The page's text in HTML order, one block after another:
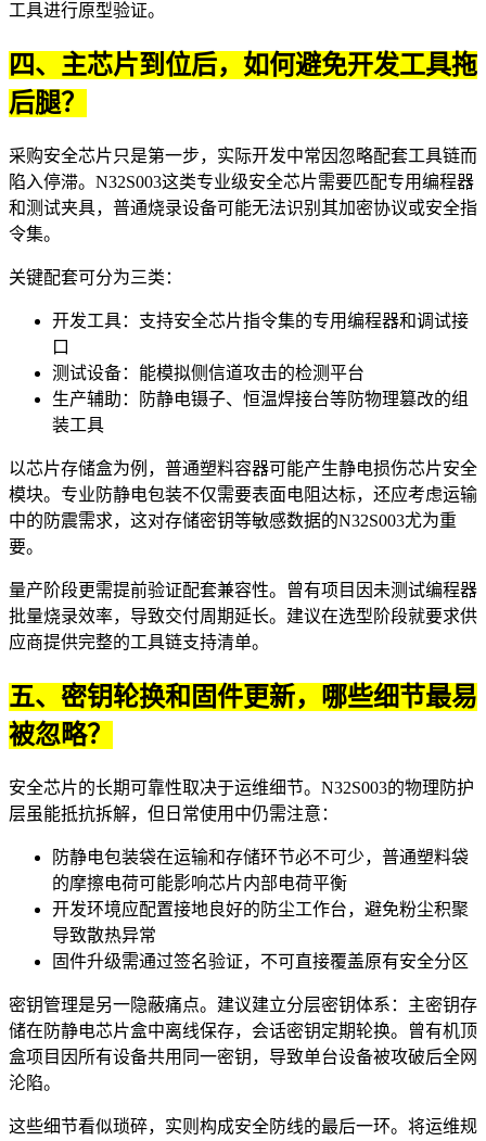
工具进行原型验证。
四、主芯片到位后，如何避免开发工具拖
后腿？
采购安全芯片只是第一步，实际开发中常因忽略配套工具链而
陷入停滞。N32S003这类专业级安全芯片需要匹配专用编程器
和测试夹具，普通烧录设备可能无法识别其加密协议或安全指
令集。
关键配套可分为三类：
开发工具：支持安全芯片指令集的专用编程器和调试接
口
测试设备：能模拟侧信道攻击的检测平台
生产辅助：
防静电镊子、恒温焊接台等防物理篡改的组
装工具
以芯片存储盒为例，普通塑料容器可能产生静电损伤芯片安全
模块。专业防静电包装不仅需要表面电阻达标，还应考虑运输
中的防震需求，这对存储密钥等敏感数据的N32S003尤为重
要。
量产阶段更需提前验证配套兼容性。曾有项目因未测试编程器
批量烧录效率，导致交付周期延长。建议在选型阶段就要求供
应商提供完整的工具链支持清单。
五、密钥轮换和固件更新，哪些细节最易
被忽略？
安全芯片的长期可靠性取决于运维细节。N32S003的物理防护
层虽能抵抗拆解，但日常使用中仍需注意：
防静电包装袋在运输和存储环节必不可少，普通塑料袋
的摩擦电荷可能影响芯片内部电荷平衡
开发环境应配置接地良好的 防尘工作台，避免粉尘积聚
导致散热异常
固件升级需通过签名验证，不可直接覆盖原有安全分区
密钥管理是另一隐蔽痛点。建议建立分层密钥体系：主密钥存
储在 防静电芯片盒中离线保存，会话密钥定期轮换。曾有机顶
盒项目因所有设备共用同一密钥，导致单台设备被攻破后全网
沦陷。
这些细节看似琐碎，实则构成安全防线的最后一环。将运维规